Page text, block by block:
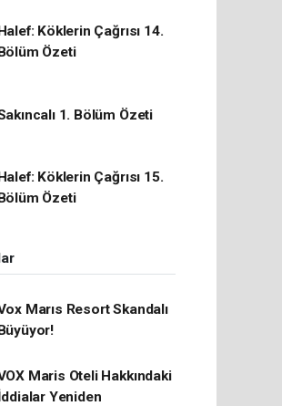
Köklerin Çağrısı 14.
Özeti
1. Bölüm Özeti
Köklerin Çağrısı 15.
Özeti
Marıs Resort Skandalı
Maris Oteli Hakkındaki
Yeniden